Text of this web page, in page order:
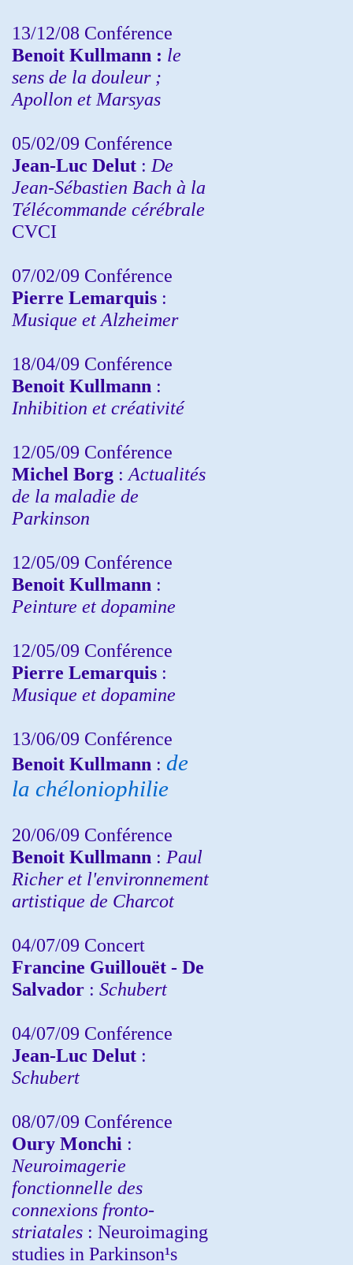
13/12/08 Conférence
Benoit Kullmann : le
sens de la douleur ;
Apollon et Marsyas
05/02/09 Conférence
Jean-Luc Delut : De
Jean-Sébastien Bach à la
Télécommande cérébrale
CVCI
07/02/09 Conférence
Pierre Lemarquis :
Musique et Alzheimer
18/04/09 Conférence
Benoit Kullmann :
Inhibition et créativité
12/05/09 Conférence
Michel Borg : Actualités
de la maladie de
Parkinson
12/05/09 Conférence
Benoit Kullmann :
Peinture et dopamine
12/05/09 Conférence
Pierre Lemarquis :
Musique et dopamine
13/06/09 Conférence
Benoit Kullmann : de
la chéloniophilie
20/06/09 Conférence
Benoit Kullmann : Paul
Richer et l'environnement
artistique de Charcot
04/07/09 Concert
Francine Guillouët - De
Salvador : Schubert
04/07/09 Conférence
Jean-Luc Delut :
Schubert
08/07/09 Conférence
Oury Monchi :
Neuroimagerie
fonctionnelle des
connexions fronto-
striatales : Neuroimaging
studies in Parkinson¹s